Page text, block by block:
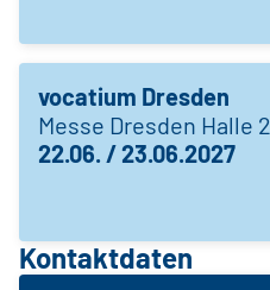
vocatium Dresden
Messe Dresden Halle 2
22.06. / 23.06.2027
Kontaktdaten